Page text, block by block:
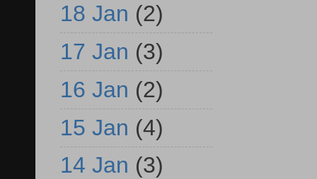
18 Jan (2)
17 Jan (3)
16 Jan (2)
15 Jan (4)
14 Jan (3)